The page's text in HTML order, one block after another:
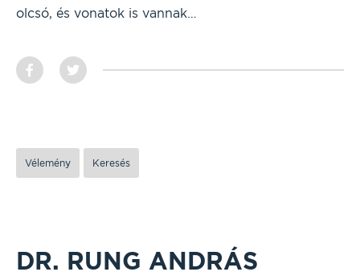
olcsó, és vonatok is vannak…
Vélemény Keresés
DR. RUNG ANDRÁS